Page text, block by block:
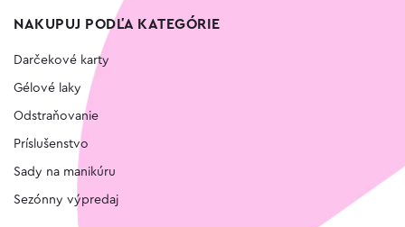
NAKUPUJ PODĽA KATEGÓRIE
Darčekové karty
Gélové laky
Odstraňovanie
Príslušenstvo
Sady na manikúru
Sezónny výpredaj